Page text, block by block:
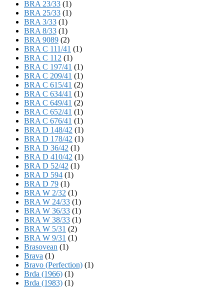
BRA 23/33 (1)
BRA 25/33 (1)
BRA 3/33 (1)
BRA 8/33 (1)
BRA 9089 (2)
BRA C 111/41 (1)
BRA C 112 (1)
BRA C 197/41 (1)
BRA C 209/41 (1)
BRA C 615/41 (2)
BRA C 634/41 (1)
BRA C 649/41 (2)
BRA C 652/41 (1)
BRA C 676/41 (1)
BRA D 148/42 (1)
BRA D 178/42 (1)
BRA D 36/42 (1)
BRA D 410/42 (1)
BRA D 52/42 (1)
BRA D 594 (1)
BRA D 79 (1)
BRA W 2/32 (1)
BRA W 24/33 (1)
BRA W 36/33 (1)
BRA W 38/33 (1)
BRA W 5/31 (2)
BRA W 9/31 (1)
Brasovean (1)
Brava (1)
Bravo (Perfection) (1)
Brda (1966) (1)
Brda (1983) (1)